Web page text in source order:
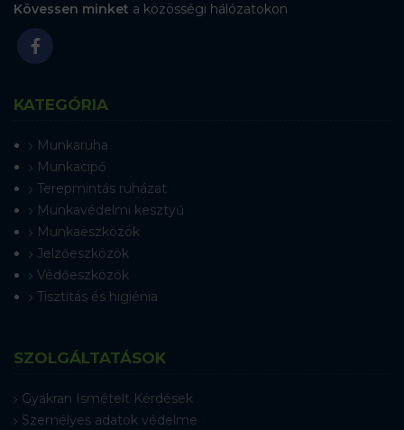
Kövessen minket a közösségi hálózatokon
KATEGÓRIA
Munkaruha
Munkacipő
Terepmintás ruházat
Munkavédelmi kesztyű
Munkaeszközök
Jelzőeszközök
Védőeszközök
Tisztítás és higiénia
SZOLGÁLTATÁSOK
Gyakran Ismételt Kérdések
Személyes adatok védelme